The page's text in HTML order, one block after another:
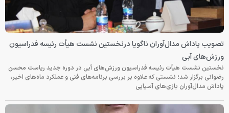
تصویب پاداش مدال‌آوران ناگویا درنخستین نشست هیأت رئیسه فدراسیون
ورزش‌های آبی
نخستین نشست هیأت رئیسه فدراسیون ورزش‌های آبی در دوره جدید ریاست محسن
رضوانی برگزار شد؛ نشستی که علاوه بر بررسی برنامه‌های فنی و عملکرد ماه‌های اخیر،
پاداش مدال‌آوران بازی‌های آسیایی